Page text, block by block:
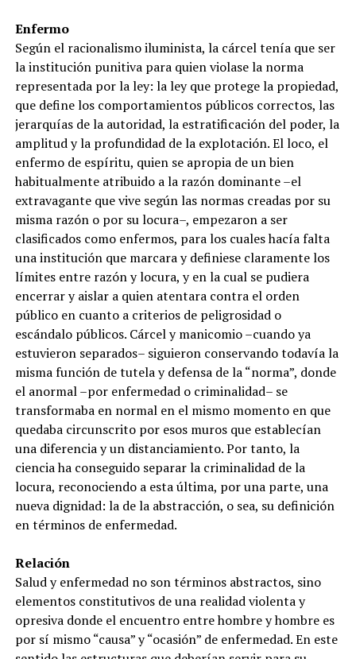
Enfermo
Según el racionalismo iluminista, la cárcel tenía que ser
la institución punitiva para quien violase la norma
representada por la ley: la ley que protege la propiedad,
que define los comportamientos públicos correctos, las
jerarquías de la autoridad, la estratificación del poder, la
amplitud y la profundidad de la explotación. El loco, el
enfermo de espíritu, quien se apropia de un bien
habitualmente atribuido a la razón dominante –el
extravagante que vive según las normas creadas por su
misma razón o por su locura–, empezaron a ser
clasificados como enfermos, para los cuales hacía falta
una institución que marcara y definiese claramente los
límites entre razón y locura, y en la cual se pudiera
encerrar y aislar a quien atentara contra el orden
público en cuanto a criterios de peligrosidad o
escándalo públicos. Cárcel y manicomio –cuando ya
estuvieron separados– siguieron conservando todavía la
misma función de tutela y defensa de la “norma”, donde
el anormal –por enfermedad o criminalidad– se
transformaba en normal en el mismo momento en que
quedaba circunscrito por esos muros que establecían
una diferencia y un distanciamiento. Por tanto, la
ciencia ha conseguido separar la criminalidad de la
locura, reconociendo a esta última, por una parte, una
nueva dignidad: la de la abstracción, o sea, su definición
en términos de enfermedad.
Relación
Salud y enfermedad no son términos abstractos, sino
elementos constitutivos de una realidad violenta y
opresiva donde el encuentro entre hombre y hombre es
por sí mismo “causa” y “ocasión” de enfermedad. En este